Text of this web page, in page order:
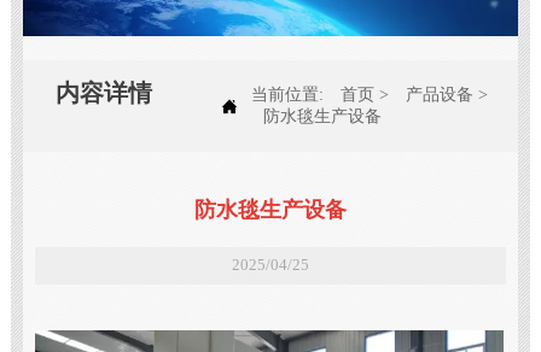
内容详情 
当前位置: 首页 > 产品设备 >
防水毯生产设备
防水毯生产设备
2025/04/25